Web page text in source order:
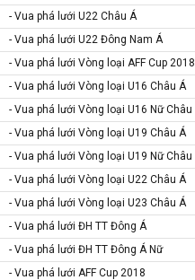
- Vua phá lưới U22 Châu Á
- Vua phá lưới U22 Đông Nam Á
- Vua phá lưới Vòng loại AFF Cup 2018
- Vua phá lưới Vòng loại U16 Châu Á
- Vua phá lưới Vòng loại U16 Nữ Châu
- Vua phá lưới Vòng loại U19 Châu Á
- Vua phá lưới Vòng loại U19 Nữ Châu
- Vua phá lưới Vòng loại U22 Châu Á
- Vua phá lưới Vòng loại U23 Châu Á
- Vua phá lưới ĐH TT Đông Á
- Vua phá lưới ĐH TT Đông Á Nữ
- Vua phá lưới AFF Cup 2018